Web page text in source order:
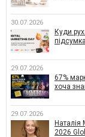
30.07.2026
Куди
29.07.2026
67%
хоча
29.07.2026
Наталія
2026